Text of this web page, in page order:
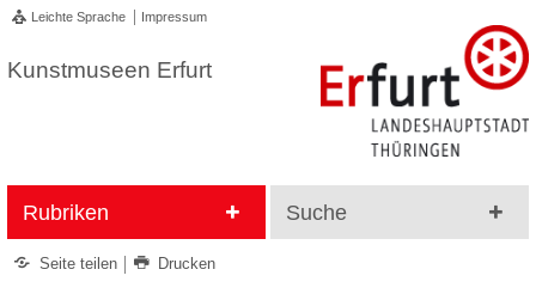
Leichte Sprache Impressum
Kunstmuseen Erfurt
Rubriken Suche
Seite teilen Drucken